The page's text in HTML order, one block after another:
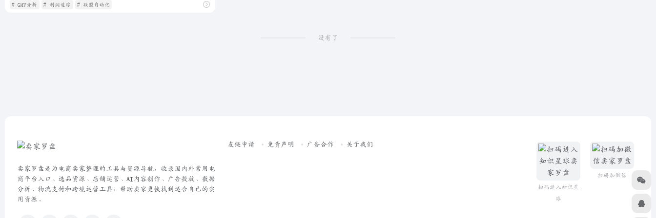
# GMV分析 # 利润追踪 # 联盟自动化
没有了
卖家罗盘是为电商卖家整理的工具与资源导航，收录国内外常用电
商平台入口、选品货源、店铺运营、AI内容创作、广告投放、数据
分析、物流支付和跨境运营工具，帮助卖家更快找到适合自己的实
用资源。
友链申请 免责声明 广告合作 关于我们
扫码进入知识星
球
扫码加微信